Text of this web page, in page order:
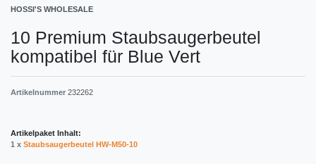
HOSSI'S WHOLESALE
10 Premium Staubsaugerbeutel
kompatibel für Blue Vert
Artikelnummer 232262
Artikelpaket Inhalt:
1 x Staubsaugerbeutel HW-M50-10